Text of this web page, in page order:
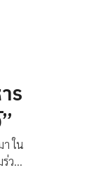
ร
ใน
ร่วม